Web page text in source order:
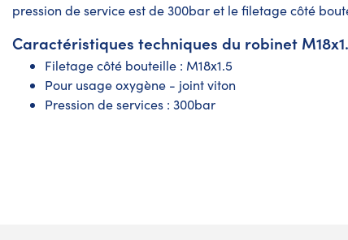
pression de service est de 300bar et le filetage côté
Caractéristiques techniques du robinet
Filetage côté bouteille : M18x1.5
Pour usage oxygène - joint viton
Pression de services : 300bar